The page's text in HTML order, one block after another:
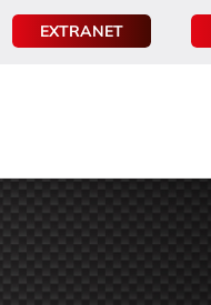
EXTRANET